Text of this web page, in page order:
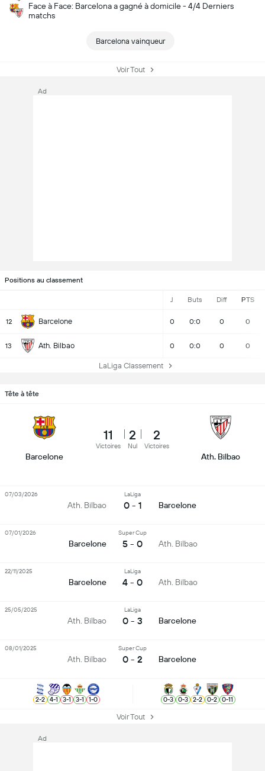
Face à Face: Barcelona a gagné à domicile - 4/4 Derniers
matchs
Barcelona vainqueur
Voir Tout
Positions au classement
J Buts Diff PTS
12 Barcelone 0 0:0 0 0
13 Ath. Bilbao 0 0:0 0 0
LaLiga Classement
Ad
Tête à tête
Barcelone
11
Victoires
2
Nul
2
Victoires
Ath. Bilbao
Ath. Bilbao
LaLiga
0 - 1 Barcelone
07/03/2026
Barcelone
Super Cup
5 - 0 Ath. Bilbao
07/01/2026
Barcelone
LaLiga
4 - 0 Ath. Bilbao
22/11/2025
Ath. Bilbao
LaLiga
0 - 3 Barcelone
25/05/2025
Ath. Bilbao
Super Cup
0 - 2 Barcelone
08/01/2025
2-2 4-1 3-1 3-1 1-0 0-3 0-3 2-2 0-2 0-11
Voir Tout
Ad